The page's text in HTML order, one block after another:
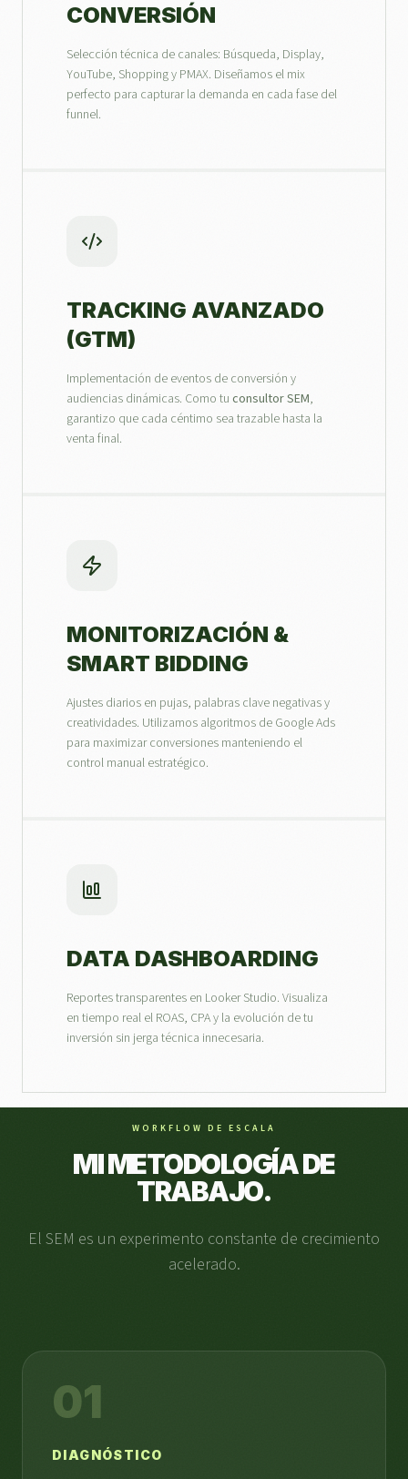
CONVERSIÓN
Selección técnica de canales: Búsqueda, Display,
YouTube, Shopping y PMAX. Diseñamos el mix
perfecto para capturar la demanda en cada fase del
funnel.
TRACKING AVANZADO
(GTM)
Implementación de eventos de conversión y
audiencias dinámicas. Como tu consultor SEM,
garantizo que cada céntimo sea trazable hasta la
venta final.
MONITORIZACIÓN &
SMART BIDDING
Ajustes diarios en pujas, palabras clave negativas y
creatividades. Utilizamos algoritmos de Google Ads
para maximizar conversiones manteniendo el
control manual estratégico.
DATA DASHBOARDING
Reportes transparentes en Looker Studio. Visualiza
en tiempo real el ROAS, CPA y la evolución de tu
inversión sin jerga técnica innecesaria.
WORKFLOW DE ESCALA
MI METODOLOGÍA DE
TRABAJO.
El SEM es un experimento constante de crecimiento
acelerado.
01
DIAGNÓSTICO